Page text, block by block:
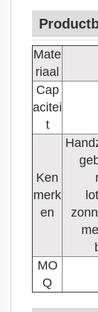
Mate
riaal
Cap
acitei
t
Ken
merk
en
MO
Q